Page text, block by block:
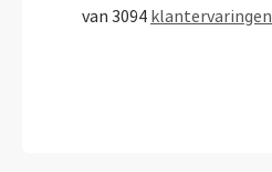
van 3094 klantervaringen